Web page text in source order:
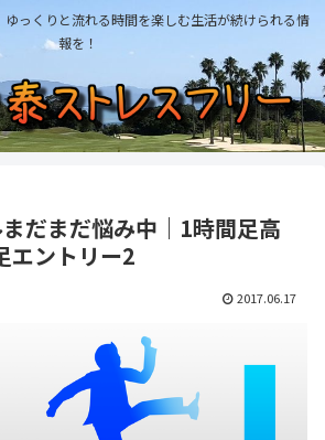
っくりと流れる時間を楽しむ生活が続けられる情
報を！
だまだ悩み中｜1時間足高
エントリー2
2017.06.17